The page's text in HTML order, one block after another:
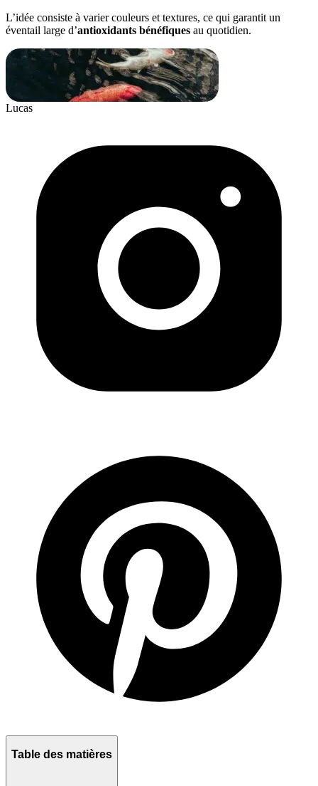
L’idée consiste à varier couleurs et textures, ce qui garantit un
éventail large d’antioxidants bénéfiques au quotidien.
Lucas
Table des matières